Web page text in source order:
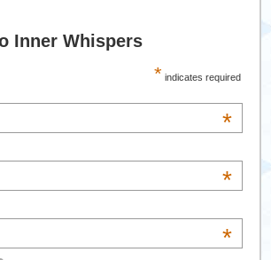
Inner Whispers
* indicates required
*
*
*